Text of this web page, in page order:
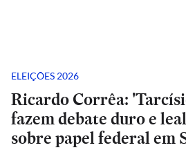
ELEIÇÕES 2026
Ricardo Corrêa:
fazem debate duro e
sobre papel federal em